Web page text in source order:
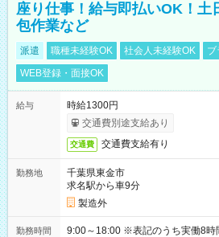
座り仕事！給与即払いOK！土
包作業など
派遣 職種未経験OK 社会人未経験OK
ブ
WEB登録・面接OK
給与
時給1300円
交通費別途支給あり
交通費 交通費支給有り
勤務地
千葉県東金市
求名駅から車9分
製造外
勤務時間 9:00～18:00 ※表記のうち実働8